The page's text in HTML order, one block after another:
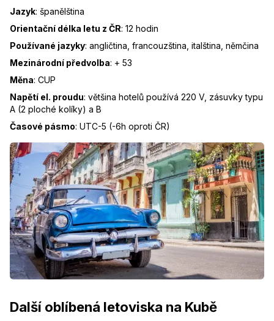
Jazyk: španělština
Orientační délka letu z ČR: 12 hodin
Používané jazyky: angličtina, francouzština, italština, němčina
Mezinárodní předvolba: + 53
Měna: CUP
Napětí el. proudu: většina hotelů používá 220 V, zásuvky typu
A (2 ploché kolíky) a B
Časové pásmo: UTC-5 (-6h oproti ČR)
Další oblíbená letoviska na Kubě